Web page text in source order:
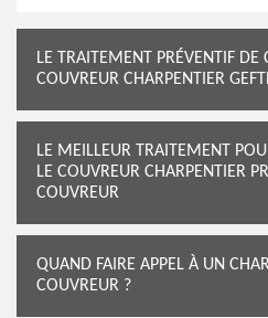
LE TRAITEMENT PRÉVENTIF DE
COUVREUR CHARPENTIER
LE MEILLEUR TRAITEMENT
LE COUVREUR CHARPENTIER
COUVREUR
QUAND FAIRE APPEL À UN
COUVREUR ?